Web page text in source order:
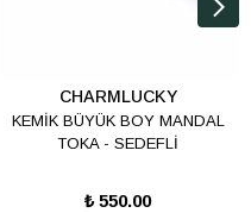
CHARMLUCKY
KEMİK BÜYÜK BOY MANDAL
TOKA - SEDEFLİ
₺ 550.00